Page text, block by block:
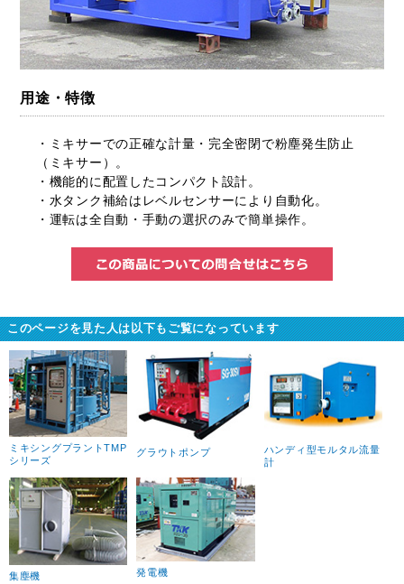
用途・特徴
・ミキサーでの正確な計量・完全密閉で粉塵発生防止
（ミキサー）。
・機能的に配置したコンパクト設計。
・水タンク補給はレベルセンサーにより自動化。
・運転は全自動・手動の選択のみで簡単操作。
このページを見た人は以下もご覧になっています
ミキシングプラントTMP
シリーズ
グラウトポンプ
ハンディ型モルタル流量
計
集塵機 発電機